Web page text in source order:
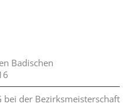
Badischen
bei der Bezirksmeisterschaft